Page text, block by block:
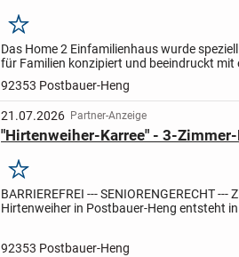
Merken
Das Home 2 Einfamilienhaus wurde
für Familien konzipiert und beeindruckt
fast 134 m². Im Erdgeschoss erwarten Sie
92353 Postbauer-Heng
21.07.2026 Partner-Anzeige
"Hirtenweiher-Karree" - 3-
Merken
BARRIEREFREI --- SENIORENGERECHT ---
Hirtenweiher in Postbauer-Heng entsteht
92353 Postbauer-Heng